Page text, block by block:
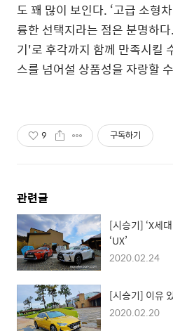
도 꽤 많이 보인다. ‘고급 소형
륭한 선택지라는 점은 분명하
기'로 후각까지 함께 만족시킬
스를 넘어설 상품성을 자랑할
9 구독하기
관련글
[시승기] ‘X세
‘UX’
2020.02.24
[시승기] 이유
2020.02.20